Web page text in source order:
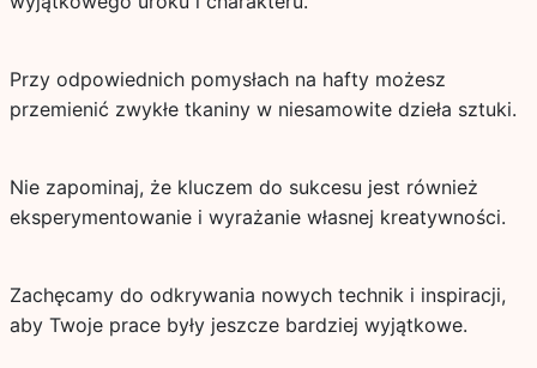
Przy odpowiednich pomysłach na hafty możesz
przemienić zwykłe tkaniny w niesamowite dzieła sztuki.
Nie zapominaj, że kluczem do sukcesu jest również
eksperymentowanie i wyrażanie własnej kreatywności.
Zachęcamy do odkrywania nowych technik i inspiracji,
aby Twoje prace były jeszcze bardziej wyjątkowe.